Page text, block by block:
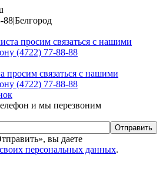
88|Белгород
просим связаться с нашими
(4722) 77-88-88
просим связаться с нашими
(4722) 77-88-88
и мы перезвоним
Отправить
вы даете
персональных данных.